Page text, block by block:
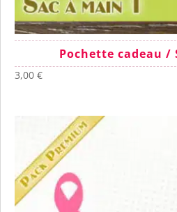
Pochette cadeau /
3,00 €